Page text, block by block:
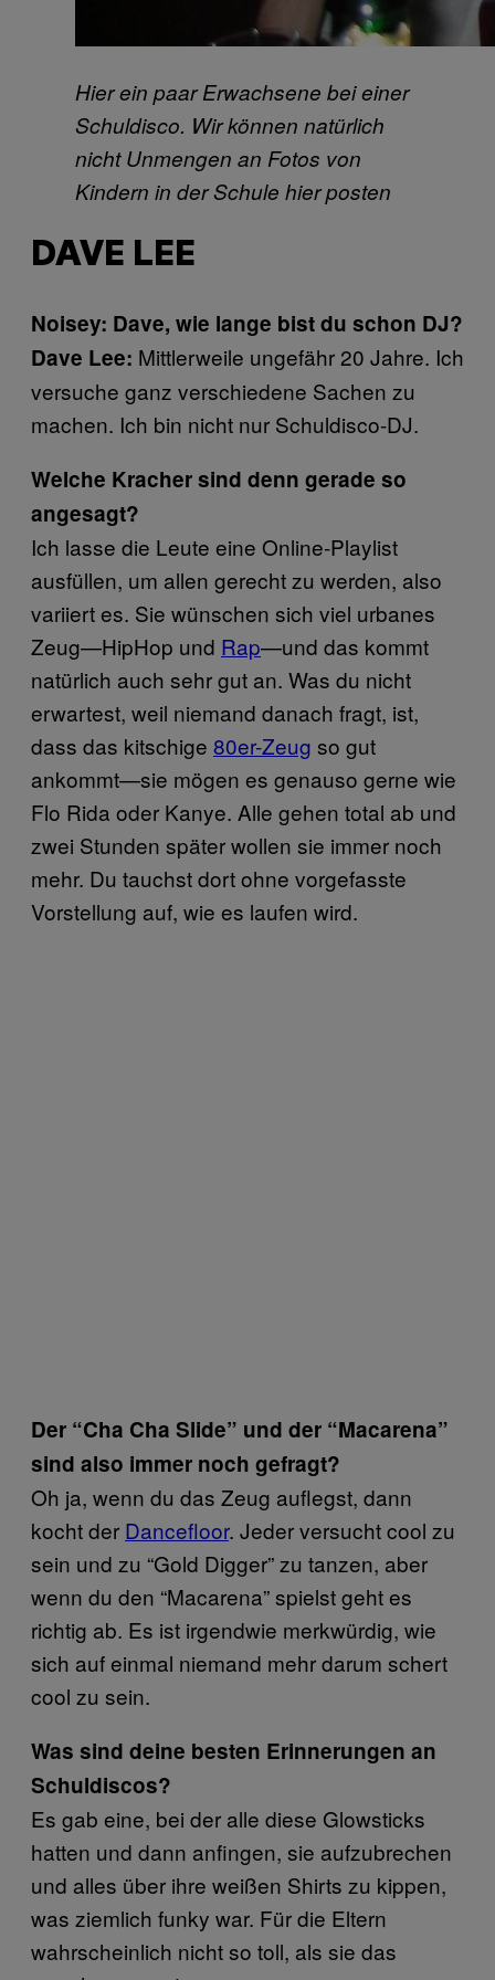
​Hier ein paar Erwachsene bei einer
Schuldisco. Wir können natürlich
nicht Unmengen an Fotos von
Kindern in der Schule hier posten​
DAVE LEE
Noisey: Dave, wie lange bist du schon DJ?
Dave Lee: Mittlerweile ungefähr 20 Jahre. Ich
versuche ganz verschiedene Sachen zu
machen. Ich bin nicht nur Schuldisco-DJ.
Welche Kracher sind denn gerade so
angesagt?
Ich lasse die Leute eine Online-Playlist
ausfüllen, um allen gerecht zu werden, also
variiert es. Sie wünschen sich viel urbanes
Zeug—HipHop und Rap​—und das kommt
natürlich auch sehr gut an. Was du nicht
erwartest, weil niemand danach fragt, ist,
dass das kitschige 80er-Zeug ​ so gut
ankommt—sie mögen es genauso gerne wie
Flo Rida oder Kanye. Alle gehen total ab und
zwei Stunden später wollen sie immer noch
mehr. Du tauchst dort ohne vorgefasste
Vorstellung auf, wie es laufen wird.
Der “Cha Cha Slide” und der “Macarena”
sind also immer noch gefragt?
Oh ja, wenn du das Zeug auflegst, dann
kocht der Dancefloor​. Jeder versucht cool zu
sein und zu “Gold Digger” zu tanzen, aber
wenn du den “Macarena” spielst geht es
richtig ab. Es ist irgendwie merkwürdig, wie
sich auf einmal niemand mehr darum schert
cool zu sein.
Was sind deine besten Erinnerungen an
Schuldiscos?
Es gab eine, bei der alle diese Glowsticks
hatten und dann anfingen, sie aufzubrechen
und alles über ihre weißen Shirts zu kippen,
was ziemlich funky war. Für die Eltern
wahrscheinlich nicht so toll, als sie das